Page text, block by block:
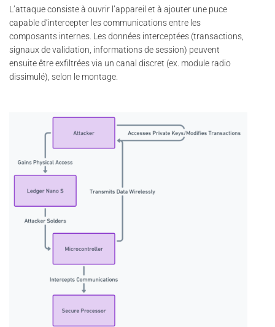
L’attaque consiste à ouvrir l’appareil et à ajouter une puce
capable d’intercepter les communications entre les
composants internes. Les données interceptées (transactions,
signaux de validation, informations de session) peuvent
ensuite être exfiltrées via un canal discret (ex. module radio
dissimulé), selon le montage.